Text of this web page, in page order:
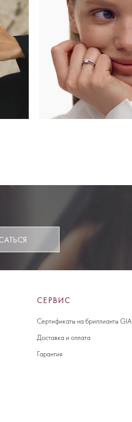
СЕРВИС
Сертификаты на бриллианты GIA
Доставка и оплата
Гарантия